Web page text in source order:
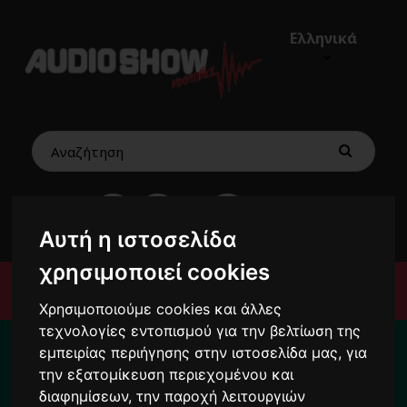
Αυτή η ιστοσελίδα
χρησιμοποιεί cookies
Χρησιμοποιούμε cookies και άλλες
τεχνολογίες εντοπισμού για την βελτίωση της
εμπειρίας περιήγησης στην ιστοσελίδα μας, για
την εξατομίκευση περιεχομένου και
διαφημίσεων, την παροχή λειτουργιών
Ελληνικά
Μενού
Για το διάστημα από 10/8 ως 24/8 οι
παραγγελίες σας ενδέχεται να
καθυστερήσουν !